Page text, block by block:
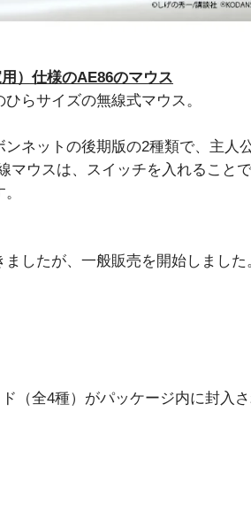
）仕様のAE86のマウス
らサイズの無線式マウス。
ネットの後期版の2種類で、主人
マウスは、スイッチを入れること
したが、一般販売を開始しました
（全4種）がパッケージ内に封入さ